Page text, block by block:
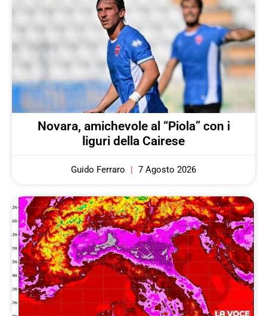
Novara, amichevole al “Piola” con i
liguri della Cairese
Guido Ferraro 7 Agosto 2026